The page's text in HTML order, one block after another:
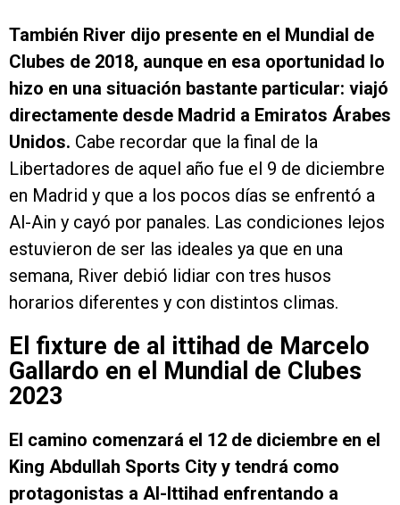
También River dijo presente en el Mundial de
Clubes de 2018, aunque en esa oportunidad lo
hizo en una situación bastante particular: viajó
directamente desde Madrid a Emiratos Árabes
Unidos. Cabe recordar que la final de la
Libertadores de aquel año fue el 9 de diciembre
en Madrid y que a los pocos días se enfrentó a
Al-Ain y cayó por panales. Las condiciones lejos
estuvieron de ser las ideales ya que en una
semana, River debió lidiar con tres husos
horarios diferentes y con distintos climas.
El fixture de al ittihad de Marcelo
Gallardo en el Mundial de Clubes
2023
El camino comenzará el 12 de diciembre en el
King Abdullah Sports City y tendrá como
protagonistas a Al-Ittihad enfrentando a